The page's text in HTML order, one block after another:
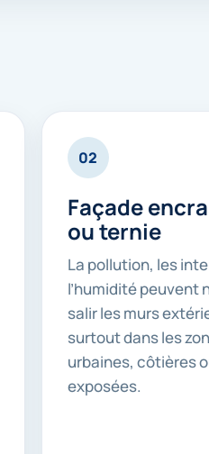
02
Façade
ou ternie
La pollution, les
l’humidité peuvent
salir les murs
surtout dans les
urbaines, côtières
exposées.